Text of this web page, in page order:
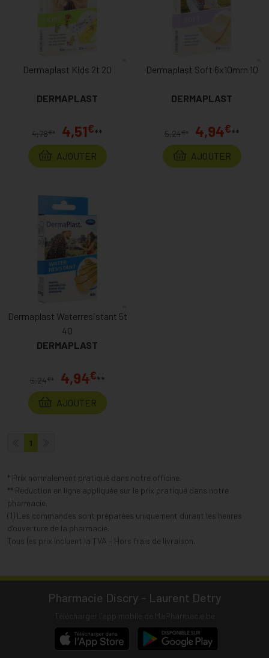
Dermaplast Kids 2t 20
DERMAPLAST
4,78€* 4,51€**
AJOUTER
Dermaplast Soft 6x10mm 10
DERMAPLAST
5,24€ * 4,94€**
AJOUTER
Dermaplast Waterresistant 5t
40
DERMAPLAST
5,24€ * 4,94€**
AJOUTER
1
* Prix normalement pratiqué dans notre officine.
** Réduction en ligne appliquée sur le prix pratiqué dans notre
pharmacie.
(1) Les commandes sont préparées uniquement durant les heures
d’ouverture de la pharmacie.
Tous les prix incluent la TVA – Hors frais de livraison.
Pharmacie Discry - Laurent Detry